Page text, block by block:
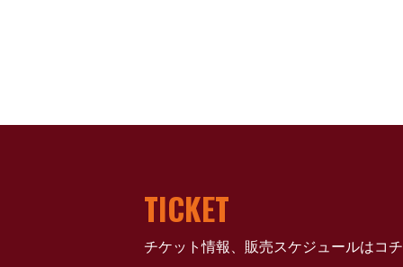
TICKET
チケット情報、販売スケジュールはコ